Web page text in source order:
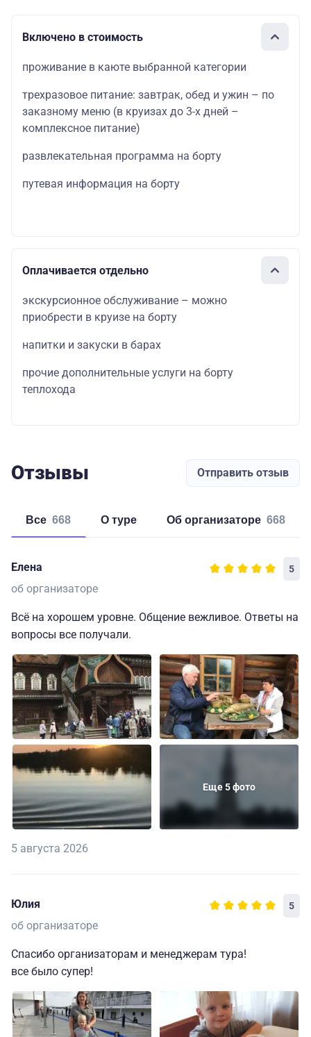
Включено в стоимость
проживание в каюте выбранной категории
трехразовое питание: завтрак, обед и ужин – по
заказному меню (в круизах до 3-х дней –
комплексное питание)
развлекательная программа на борту
путевая информация на борту
Оплачивается отдельно
экскурсионное обслуживание – можно
приобрести в круизе на борту
напитки и закуски в барах
прочие дополнительные услуги на борту
теплохода
Отзывы Отправить отзыв
Все 668 о туре об организаторе 668
Елена 5
об организаторе
Всё на хорошем уровне. Общение вежливое. Ответы на
вопросы все получали.
Еще 5 фото
5 августа 2026
Юлия 5
об организаторе
Спасибо организаторам и менеджерам тура!
все было супер!